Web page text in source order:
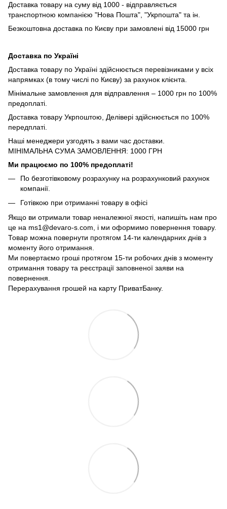
Доставка товару на суму від 1000 - відправляється
транспортною компанією "Нова Пошта", "Укрпошта" та ін.
Безкоштовна доставка по Києву при замовлені від 15000 грн
Доставка по Україні
Доставка товару по Україні здійснюється перевізниками у всіх
напрямках (в тому числі по Києву) за рахунок клієнта.
Мінімальне замовлення для відправлення – 1000 грн по 100%
предоплаті.
Доставка товару Укрпоштою, Делівері здійснюється по 100%
передплаті.
Наші менеджери узгодять з вами час доставки.
МІНІМАЛЬНА СУМА ЗАМОВЛЕННЯ: 1000 ГРН
Ми працюємо по 100% предоплаті!
По безготівковому розрахунку на розрахунковий рахунок
компанії.
Готівкою при отриманні товару в офісі
Якщо ви отримали товар неналежної якості, напишіть нам про
це на ms1@devaro-s.com, і ми оформимо повернення товару.
Товар можна повернути протягом 14-ти календарних днів з
моменту його отримання.
Ми повертаємо гроші протягом 15-ти робочих днів з моменту
отримання товару та реєстрації заповненої заяви на
повернення.
Перерахування грошей на карту ПриватБанку.